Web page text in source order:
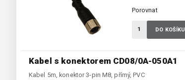
Kabel s konektorem CD08/0A-050A1
Kabel 5m, konektor 3-pin M8, přímý, PVC
Porovnat
DO KOŠÍKU